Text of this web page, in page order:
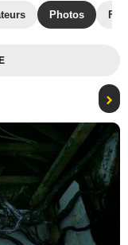
Photos